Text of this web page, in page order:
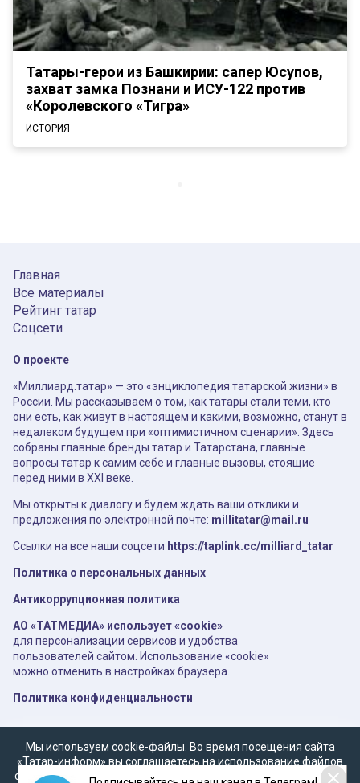
Татары-герои из Башкирии: сапер Юсупов,
захват замка Познани и ИСУ-122 против
«Королевского «Тигра»
ИСТОРИЯ
Главная
Все материалы
Рейтинг татар
Соцсети
О проекте
«Миллиард.татар» — это «энциклопедия татарской жизни» в
России. Мы рассказываем о том, как татары стали теми, кто
они есть, как живут в настоящем и какими, возможно, станут в
недалеком будущем при «оптимистичном сценарии». Здесь
собраны главные бренды татар и Татарстана, главные
вопросы татар к самим себе и главные вызовы, стоящие
перед ними в XXI веке.
Мы открыты к диалогу и будем ждать ваши отклики и
предложения по электронной почте: millitatar@mail.ru
Ссылки на все наши соцсети https://taplink.cc/milliard_tatar
Политика о персональных данных
Антикоррупционная политика
АО «ТАТМЕДИА» использует «cookie»
для персонализации сервисов и удобства
пользователей сайтом. Использование «cookie»
можно отменить в настройках браузера.
Политика конфиденциальности
Мы используем cookie-файлы. Во время посещения сайта
«Татар-информ» вы соглашаетесь на использование файлов
cookie в соответствии с настоящим уведомлением, согласием